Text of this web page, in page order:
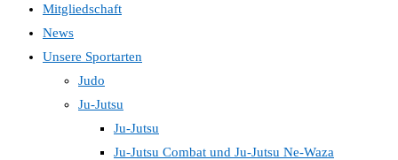
Mitgliedschaft
News
Unsere Sportarten
Judo
Ju-Jutsu
Ju-Jutsu
Ju-Jutsu Combat und Ju-Jutsu Ne-Waza